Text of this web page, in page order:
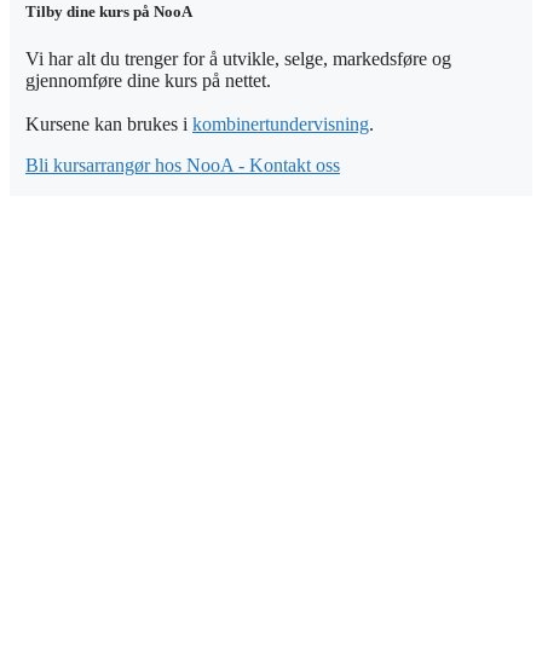
Tilby dine kurs på NooA
Vi har alt du trenger for å utvikle, selge, markedsføre og
gjennomføre dine kurs på nettet.
Kursene kan brukes i kombinertundervisning.
Bli kursarrangør hos NooA - Kontakt oss